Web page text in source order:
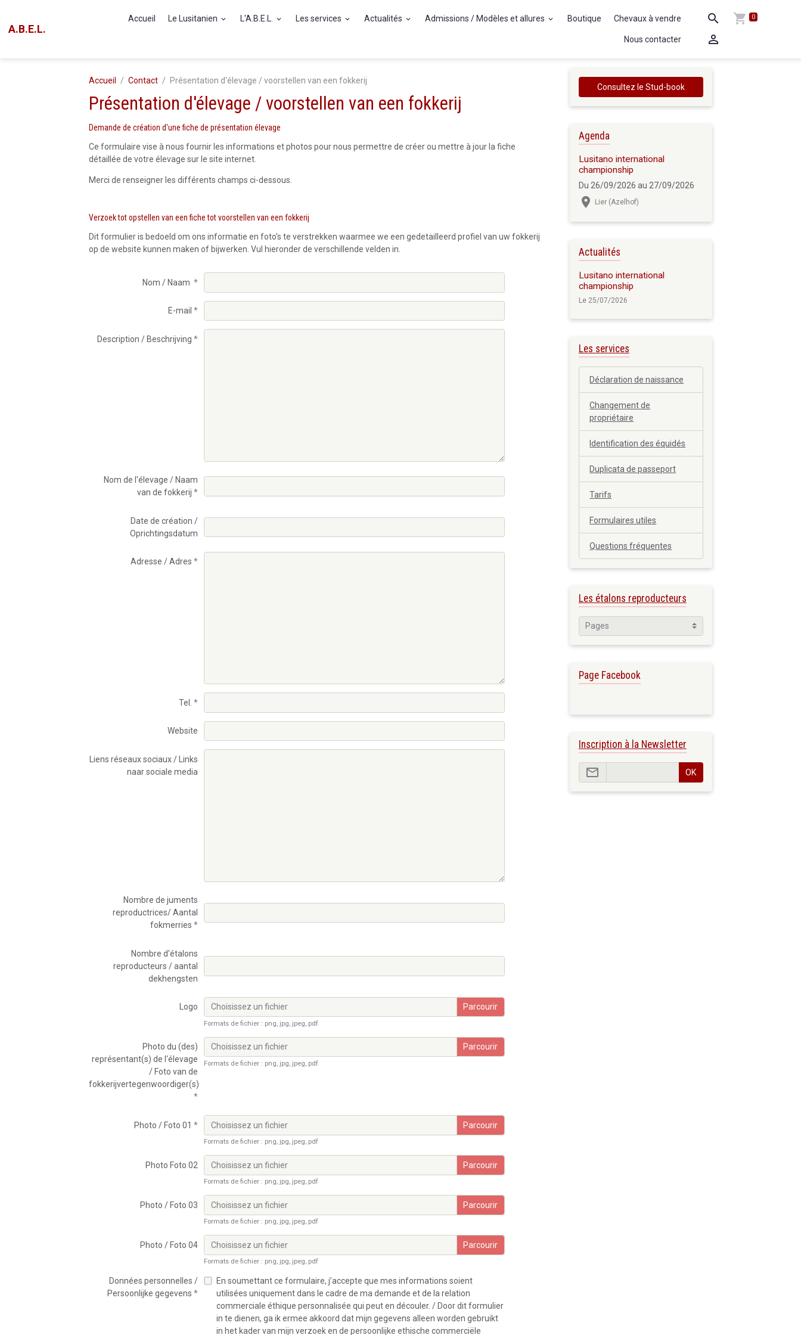
A.B.E.L.
Accueil Le Lusitanien L'A.B.E.L. Les services Actualités Admissions / Modèles et allures Boutique Chevaux à vendre
Nous contacter
0
Accueil Contact Présentation d'élevage / voorstellen van een fokkerij
Présentation d'élevage / voorstellen van een fokkerij
Demande de création d'une fiche de présentation élevage
Ce formulaire vise à nous fournir les informations et photos pour nous permettre de créer ou mettre à jour la fiche
détaillée de votre élevage sur le site internet.
Merci de renseigner les différents champs ci-dessous.
Verzoek tot opstellen van een fiche tot voorstellen van een fokkerij
Dit formulier is bedoeld om ons informatie en foto's te verstrekken waarmee we een gedetailleerd profiel van uw fokkerij
op de website kunnen maken of bijwerken. Vul hieronder de verschillende velden in.
Nom / Naam
E-mail
Description / Beschrijving
Nom de l'élevage / Naam
van de fokkerij
Date de création /
Oprichtingsdatum
Adresse / Adres
Tel.
Website
Liens réseaux sociaux / Links
naar sociale media
Nombre de juments
reproductrices/ Aantal
fokmerries
Nombre d'étalons
reproducteurs / aantal
dekhengsten
Logo Choisissez un fichier
Formats de fichier : png, jpg, jpeg, pdf
Photo du (des)
représentant(s) de l'élevage
/ Foto van de
fokkerijvertegenwoordiger(s)
Choisissez un fichier
Formats de fichier : png, jpg, jpeg, pdf
Photo / Foto 01 Choisissez un fichier
Formats de fichier : png, jpg, jpeg, pdf
Photo Foto 02 Choisissez un fichier
Formats de fichier : png, jpg, jpeg, pdf
Photo / Foto 03 Choisissez un fichier
Formats de fichier : png, jpg, jpeg, pdf
Photo / Foto 04 Choisissez un fichier
Formats de fichier : png, jpg, jpeg, pdf
Données personnelles /
Persoonlijke gegevens
En soumettant ce formulaire, j’accepte que mes informations soient
utilisées uniquement dans le cadre de ma demande et de la relation
commerciale éthique personnalisée qui peut en découler. / Door dit formulier
in te dienen, ga ik ermee akkoord dat mijn gegevens alleen worden gebruikt
in het kader van mijn verzoek en de persoonlijke ethische commerciële
Consultez le Stud-book
Agenda
Lusitano international
championship
Du 26/09/2026 au 27/09/2026
Lier (Azelhof)
Actualités
Lusitano international
championship
Le 25/07/2026
Les services
Déclaration de naissance
Changement de
propriétaire
Identification des équidés
Duplicata de passeport
Tarifs
Formulaires utiles
Questions fréquentes
Les étalons reproducteurs
Page Facebook
Inscription à la Newsletter
OK